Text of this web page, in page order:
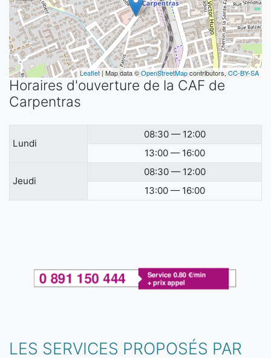
Leaflet | Map data ©OpenStreetMapcontributors,CC-BY-SA
Horaires d'ouverture de la CAF de
Carpentras
Lundi
08:30 — 12:00
13:00 — 16:00
Jeudi
08:30 — 12:00
13:00 — 16:00
LES SERVICES PROPOSÉS PAR